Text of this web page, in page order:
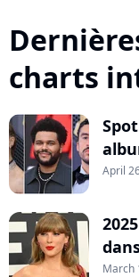
charts
April
March